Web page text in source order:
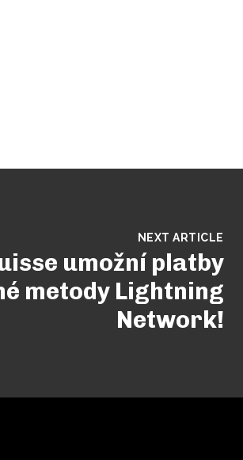
NEXT ARTICLE
umožní platby
metody Lightning
Network!